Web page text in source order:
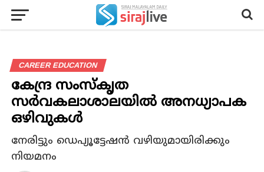
CAREER EDUCATION
കേന്ദ്ര സംസ്‌കൃത
സർവകലാശാലയിൽ അനധ്യാപക
ഒഴിവുകൾ
നേരിട്ടും ഡെപ്യൂട്ടേഷൻ വഴിയുമായിരിക്കും
നിയമനം